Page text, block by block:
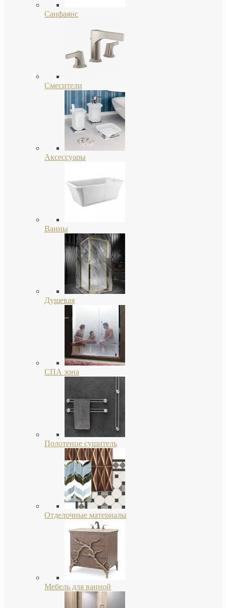
Санфаянс
Смесители
Аксессуары
Ванны
Душевая
СПА зона
Полотенце сушитель
Отделочные материалы
Мебель для ванной